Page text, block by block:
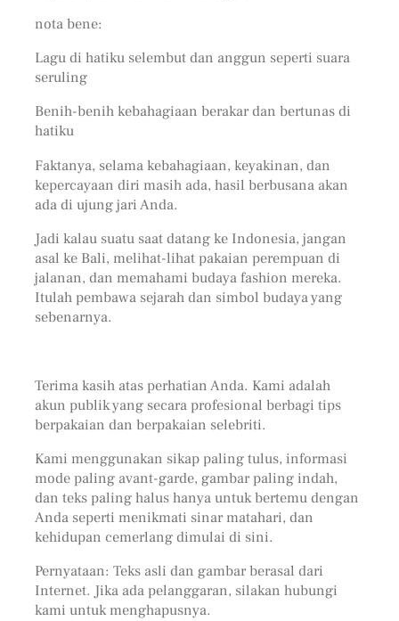
nota bene:
Lagu di hatiku selembut dan anggun seperti suara
seruling
Benih-benih kebahagiaan berakar dan bertunas di
hatiku
Faktanya, selama kebahagiaan, keyakinan, dan
kepercayaan diri masih ada, hasil berbusana akan
ada di ujung jari Anda.
Jadi kalau suatu saat datang ke Indonesia, jangan
asal ke Bali, melihat-lihat pakaian perempuan di
jalanan, dan memahami budaya fashion mereka.
Itulah pembawa sejarah dan simbol budaya yang
sebenarnya.
Terima kasih atas perhatian Anda. Kami adalah
akun publik yang secara profesional berbagi tips
berpakaian dan berpakaian selebriti.
Kami menggunakan sikap paling tulus, informasi
mode paling avant-garde, gambar paling indah,
dan teks paling halus hanya untuk bertemu dengan
Anda seperti menikmati sinar matahari, dan
kehidupan cemerlang dimulai di sini.
Pernyataan: Teks asli dan gambar berasal dari
Internet. Jika ada pelanggaran, silakan hubungi
kami untuk menghapusnya.